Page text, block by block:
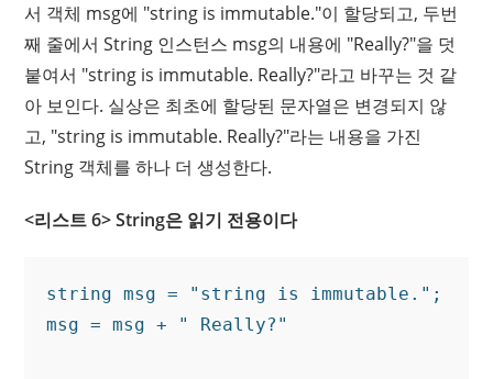
서 객체 msg에 "string is immutable."이 할당되고, 두번
째 줄에서 String 인스턴스 msg의 내용에 "Really?"을 덧
붙여서 "string is immutable. Really?"라고 바꾸는 것 같
아 보인다. 실상은 최초에 할당된 문자열은 변경되지 않
고, "string is immutable. Really?"라는 내용을 가진
String 객체를 하나 더 생성한다.
<리스트 6> String은 읽기 전용이다
string msg = "string is immutable.";
msg = msg + " Really?"